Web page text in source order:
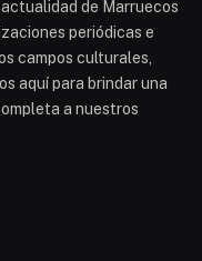
de Marruecos
periódicas e
campos culturales,
aquí para brindar una
a nuestros